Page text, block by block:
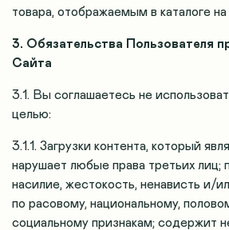
товара, отображаемым в каталоге
3. Обязательства Пользователя
Сайта
3.1. Вы соглашаетесь не
целью:
3.1.1. Загрузки контента, который
нарушает любые права третьих лиц;
насилие, жестокость, ненависть и/
по расовому, национальному,
социальному признакам; содержит